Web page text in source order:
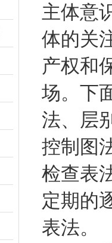
主体意
体的关
产权和
场。下
法、层
控制图
检查表
定期的
表法。